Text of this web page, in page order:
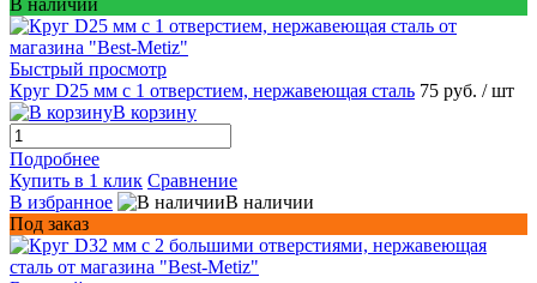
В наличии
Быстрый просмотр
Круг D25 мм c 1 отверстием, нержавеющая сталь 75 руб. / шт
В корзину
Подробнее
Купить в 1 клик Сравнение
В избранное
В наличии
Под заказ